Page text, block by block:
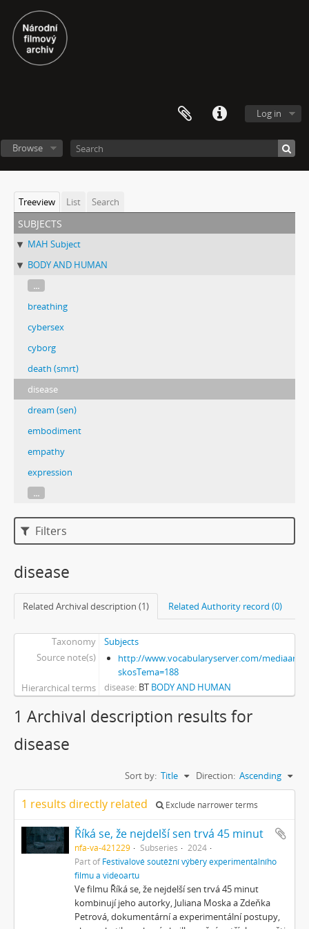
Log in
Browse
Treeview List Search
subjects
MAH Subject
BODY AND HUMAN
...
breathing
cybersex
cyborg
death (smrt)
disease
dream (sen)
embodiment
empathy
expression
...
Filters
disease
Related Archival description (1) Related Authority record (0)
Taxonomy
Subjects
Source note(s)
http://www.vocabularyserver.com/mediaart/
skosTema=188
Hierarchical terms
disease BT BODY AND HUMAN
1 Archival description results for
disease
Sort by: Title Direction: Ascending
1 results directly related Exclude narrower terms
Říká se, že nejdelší sen trvá 45 minut
nfa-va-421229 Subseries
2024
Part ofFestivalové soutěžní výběry experimentálního
filmu a videoartu
Ve filmu Říká se, že nejdelší sen trvá 45 minut
kombinují jeho autorky, Juliana Moska a Zdeňka
Petrová, dokumentární a experimentální postupy,